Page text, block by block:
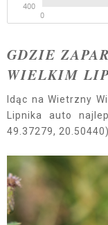
GDZIE
WIELKIM
Idąc na Wietrzny
Lipnika auto
49.37279,